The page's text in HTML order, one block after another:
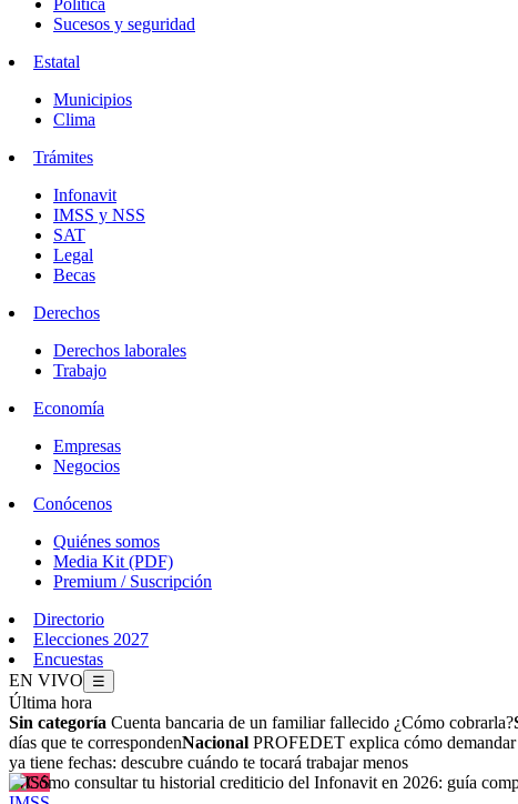
Política
Sucesos y seguridad
Estatal
Municipios
Clima
Trámites
Infonavit
IMSS y NSS
SAT
Legal
Becas
Derechos
Derechos laborales
Trabajo
Economía
Empresas
Negocios
Conócenos
Quiénes somos
Media Kit (PDF)
Premium / Suscripción
Directorio
Elecciones 2027
Encuestas
EN VIVO
☰
Última hora
Sin categoría Cuenta bancaria de un familiar fallecido ¿Cómo cobrarla?
días que te correspondenNacional PROFEDET explica cómo
ya tiene fechas: descubre cuándo te tocará trabajar menos
IMSS